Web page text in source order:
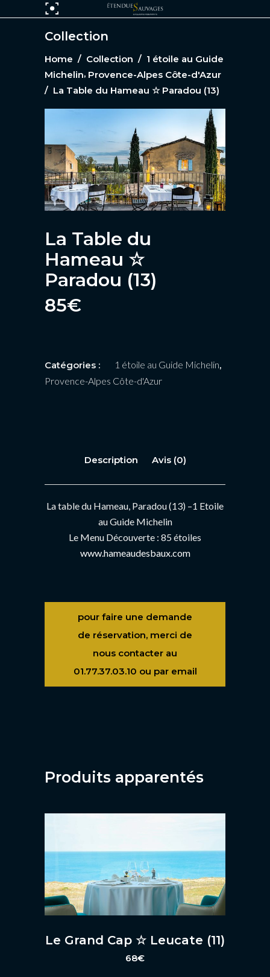
Collection
Home / Collection / 1 étoile au Guide
Michelin, Provence-Alpes Côte-d'Azur
/ La Table du Hameau ☆ Paradou (13)
La Table du
Hameau ☆
Paradou (13)
85€
Catégories : 1 étoile au Guide Michelin,
Provence-Alpes Côte-d'Azur
Description Avis (0)
La table du Hameau, Paradou (13) –1 Etoile
au Guide Michelin
Le Menu Découverte : 85 étoiles
www.hameaudesbaux.com
pour faire une demande
de réservation, merci de
nous contacter au
01.77.37.03.10 ou par email
Produits apparentés
Le Grand Cap ☆ Leucate (11)
68€